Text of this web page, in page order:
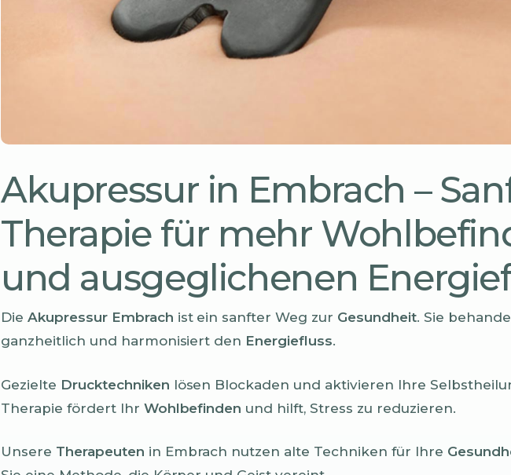
Akupressur in Embrach –
Therapie für mehr
und ausgeglichenen
Die Akupressur Embrach ist ein sanfter Weg zur Gesundheit. Sie
ganzheitlich und harmonisiert den Energiefluss.
Gezielte Drucktechniken lösen Blockaden und aktivieren Ihre
Therapie fördert Ihr Wohlbefinden und hilft, Stress zu reduzieren.
Unsere Therapeuten in Embrach nutzen alte Techniken für Ihre